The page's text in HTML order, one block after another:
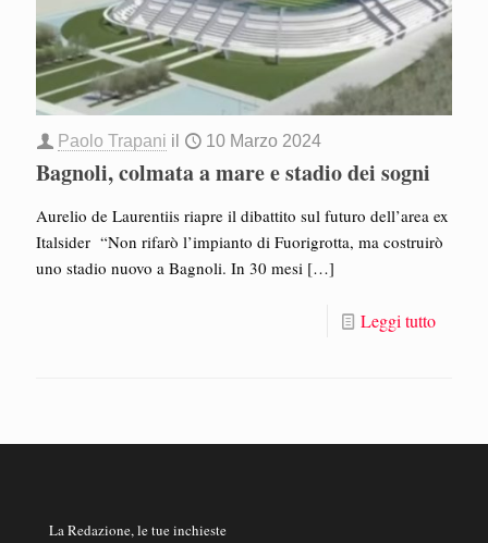
Paolo Trapani il 10 Marzo 2024
Bagnoli, colmata a mare e stadio dei sogni
Aurelio de Laurentiis riapre il dibattito sul futuro dell’area ex
Italsider “Non rifarò l’impianto di Fuorigrotta, ma costruirò
uno stadio nuovo a Bagnoli. In 30 mesi […]
Leggi tutto
La Redazione, le tue inchieste